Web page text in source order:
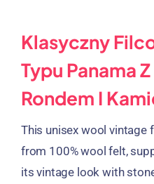
Klasyczny
Typu Panama
Rondem I
This unisex wool vintage
from 100%wool felt,
its vintage look with